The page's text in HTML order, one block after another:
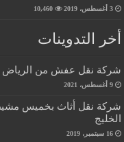
3 أغسطس، 2019 10,460
أخر التدوينات
شركة نقل عفش من الرياض الي
9 أغسطس، 2021
شركة نقل أثاث بخميس
الخليج
16 سبتمبر، 2019